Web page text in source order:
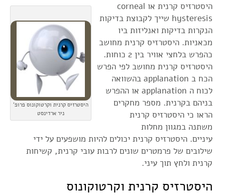
היסטרזיס קרנית וקרטוקונוס פרופ'
ניר ארדינסט
היסטרזיס קרנית או corneal
hysteresis שייך לקבוצת בדיקות
הנקרות בדיקות ואנליזות ביו
מכאניות. היסטרזיס קרנית מחושב
כהפרש בלחצי אוויר בין 2 כוחות.
היסטרזיס קרנית מחושב לפי הפרש
הכח ב applanation בהשוואה
לכוח ה applanation או ההפרש
בניהם בקרנית. מספר מחקרים
הראו כי היסטרזיס קרנית
משתנה במגוון מחלות
עיניים. היסטרזיס קרנית יכולים להיות מושפעים על ידי
שילובים של פרמטרים שונים לרבות עובי קרנית, קשיחות
קרנית ולחץ תוך עיני.
היסטרזיס קרנית וקרטוקונוס